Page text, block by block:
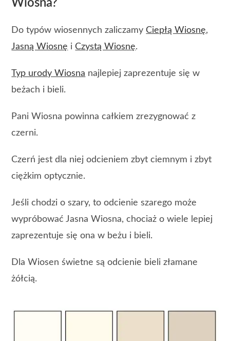
Wiosna?
Do typów wiosennych zaliczamyCiepłą Wiosnę,
Jasną Wiosnę iCzystą Wiosnę.
Typ urody Wiosna najlepiej zaprezentuje się w
beżach i bieli.
Pani Wiosna powinna całkiem zrezygnować z
czerni.
Czerń jest dla niej odcieniem zbyt ciemnym i zbyt
ciężkim optycznie.
Jeśli chodzi o szary, to odcienie szarego może
wypróbować Jasna Wiosna, chociaż o wiele lepiej
zaprezentuje się ona w beżu i bieli.
Dla Wiosen świetne są odcienie bieli złamane
żółcią.